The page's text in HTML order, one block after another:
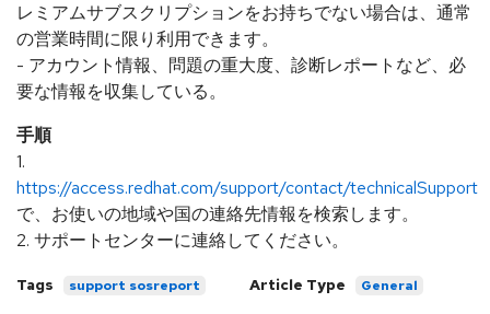
レミアムサブスクリプションをお持ちでない場合は、通常
の営業時間に限り利用できます。
- アカウント情報、問題の重大度、診断レポートなど、必
要な情報を収集している。
手順
1.
https://access.redhat.com/support/contact/technicalSupport
で、お使いの地域や国の連絡先情報を検索します。
2. サポートセンターに連絡してください。
Tags support sosreport Article Type General